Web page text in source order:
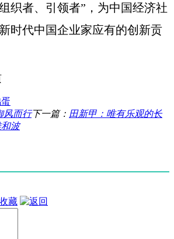
织者、引领者”，为中国经济社
时代中国企业家应有的创新贡
风而行下一篇： 田新甲：唯有乐观的长
波